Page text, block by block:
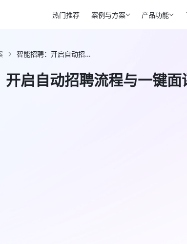
热门推荐 案例与方案 产品功能
智能招聘：开启自动招聘流程与一键面评新时代 - 飞书官网
开启自动招聘流程与一键面